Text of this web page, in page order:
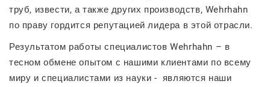
труб, извести, а также других производств, Wehrhahn
по праву гордится репутацией лидера в этой отрасли.
Результатом работы специалистовWehrhahn – в
тесном обмене опытом с нашими клиентами по всему
миру и специалистами из науки - являются наши